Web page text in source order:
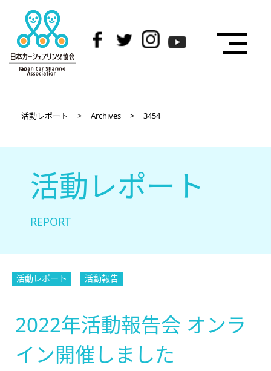
活動レポート > Archives > 3454
活動レポート
REPORT
活動レポート 活動報告
2022年活動報告会 オンラ
イン開催しました